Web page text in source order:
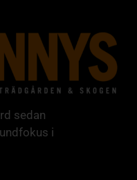
sedan
i